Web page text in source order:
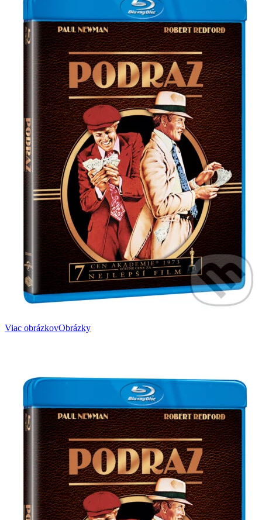
Viac obrázkovObrázky